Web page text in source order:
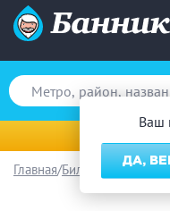
Ваш
ДА,
Вид парной
Главная Бильярд